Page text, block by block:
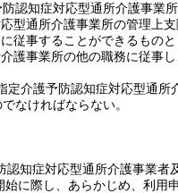
認知症対応型通所介護事業
型通所介護事業所の管理上
従事することができるもの
事業所の他の職務に従事
介護予防認知症対応型通
なければならない。
認知症対応型通所介護事業
に際し、あらかじめ、利用